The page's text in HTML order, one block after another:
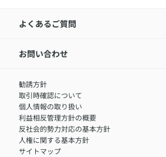
アクサのネット完結保険（旧アクサダイ
アクサ生命が選ばれる理由
IR情報
サステナビリティの取り組み
お客さまを金融犯罪からお守りするため
アクサグループについて
採用情報トップ
中途採用：内勤正社員
職）
中途採用：フィナンシャルプラン・ア
障害者採用
よくあるご質問
お問い合わせ
勧誘方針
取引時確認について
個人情報の取り扱い
利益相反管理方針の概要
反社会的勢力対応の基本方針
人権に関する基本方針
サイトマップ